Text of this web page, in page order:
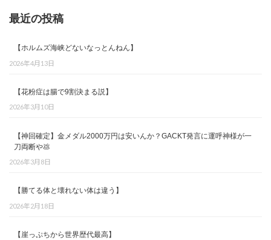
最近の投稿
【ホルムズ海峡どないなっとんねん】
2026年4月13日
【花粉症は腸で9割決まる説】
2026年3月10日
【神回確定】金メダル2000万円は安いんか？GACKT発言に運呼神様が一
刀両断や💩
2026年3月8日
【勝てる体と壊れない体は違う】
2026年2月18日
【崖っぷちから世界歴代最高】